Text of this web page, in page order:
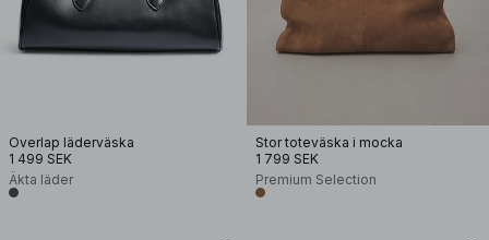
Overlap läderväska
1 499 SEK
Äkta läder
Stor toteväska i mocka
1 799 SEK
Premium Selection